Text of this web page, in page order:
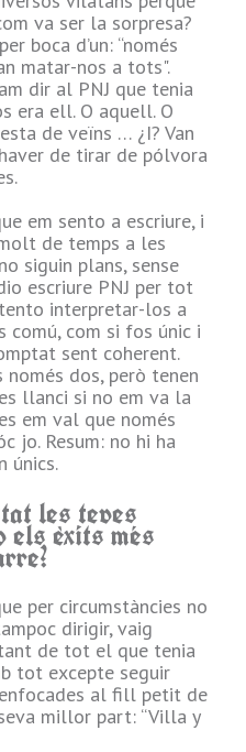
com el
en
em
a
i donar
veïns,
al
bon
el
a
Pepito,
de
nos
cosa. El
ho
era el
Tell de
… va
va
al cap
cop de
envoltat
com
i sent més
…
va ser la sorpresa?
boca d’un: “només
matar-nos a tots".
dir al PNJ que tenia
era ell. O aquell. O
de veïns … ¿I? Van
de tirar de pólvora
em sento a escriure, i
de temps a les
siguin plans, sense
escriure PNJ per tot
interpretar-los a
comú, com si fos únic i
sent coherent.
dos, però tenen
llanci si no em va la
em val que només
jo. Resum: no hi ha
únics.
les teves
els èxits més
per circumstàncies no
dirigir, vaig
de tot el que tenia
tot excepte seguir
al fill petit de
millor part: “Villa y